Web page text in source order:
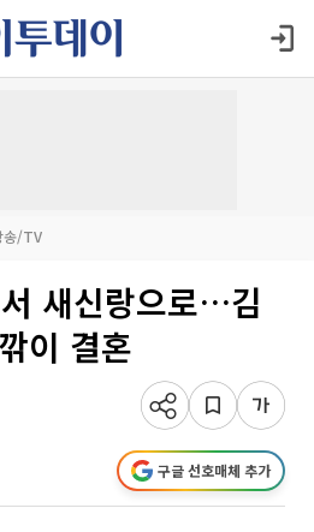
송/TV
새신랑으로…김
이 결혼
구글 선호매체 추가